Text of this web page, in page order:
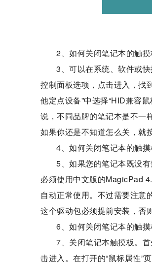
2、如何关闭笔记本的触
3、可以在系统、软件或
控制面板选项，点击进入，找
他定点设备”中选择“HID兼容
说，不同品牌的笔记本是不一
如果你还是不知道怎么关，就
4、如何关闭笔记本的触
5、如果您的笔记本既没
必须使用中文版的MagicPad
自动正常使用。不过需要注意
这个驱动包必须提前安装，否
6、如何关闭笔记本的触
7、关闭笔记本触摸板。
击进入。在打开的“鼠标属性”